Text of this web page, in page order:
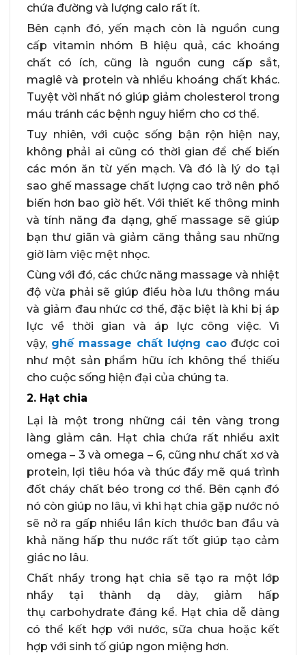
chứa đường và lượng calo rất ít.
Bên cạnh đó, yến mạch còn là nguồn cung
cấp vitamin nhóm B hiệu quả, các khoáng
chất có ích, cũng là nguồn cung cấp sắt,
magiê và protein và nhiều khoáng chất khác.
Tuyệt vời nhất nó giúp giảm cholesterol trong
máu tránh các bệnh nguy hiểm cho cơ thể.
Tuy nhiên, với cuộc sống bận rộn hiện nay,
không phải ai cũng có thời gian để chế biến
các món ăn từ yến mạch. Và đó là lý do tại
sao ghế massage chất lượng cao trở nên phổ
biến hơn bao giờ hết. Với thiết kế thông minh
và tính năng đa dạng, ghế massage sẽ giúp
bạn thư giãn và giảm căng thẳng sau những
giờ làm việc mệt nhọc.
Cùng với đó, các chức năng massage và nhiệt
độ vừa phải sẽ giúp điều hòa lưu thông máu
và giảm đau nhức cơ thể, đặc biệt là khi bị áp
lực về thời gian và áp lực công việc. Vì
vậy, ghế massage chất lượng cao được coi
như một sản phẩm hữu ích không thể thiếu
cho cuộc sống hiện đại của chúng ta.
2. Hạt chia
Lại là một trong những cái tên vàng trong
làng giảm cân. Hạt chia chứa rất nhiều axit
omega – 3 và omega – 6, cũng như chất xơ và
protein, lợi tiêu hóa và thúc đẩy mẽ quá trình
đốt cháy chất béo trong cơ thể. Bên cạnh đó
nó còn giúp no lâu, vì khi hạt chia gặp nước nó
sẽ nở ra gấp nhiều lần kích thước ban đầu và
khả năng hấp thu nước rất tốt giúp tạo cảm
giác no lâu.
Chất nhầy trong hạt chia sẽ tạo ra một lớp
nhầy tại thành dạ dày, giảm hấp
thụ carbohydrate đáng kể. Hạt chia dễ dàng
có thể kết hợp với nước, sữa chua hoặc kết
hợp với sinh tố giúp ngon miệng hơn.